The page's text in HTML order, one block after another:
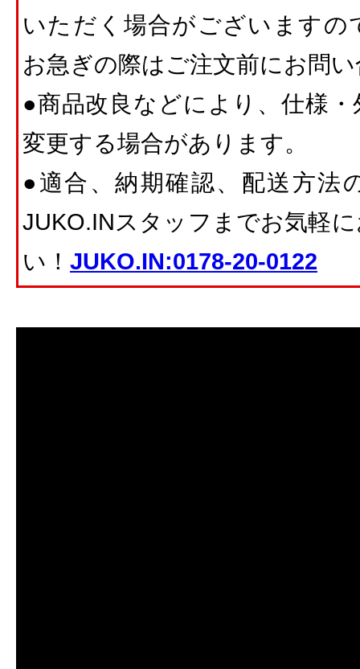
いただく場合がございますの
お急ぎの際はご注文前にお問
●商品改良などにより、仕様
変更する場合があります。
●適合、納期確認、配送方法
JUKO.INスタッフまでお気軽
い！ JUKO.IN:0178-20-0122